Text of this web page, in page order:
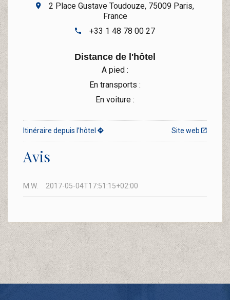
2 Place Gustave Toudouze, 75009 Paris,
France
+33 1 48 78 00 27
Distance de l'hôtel
A pied :
En transports :
En voiture :
Site web
Itinéraire depuis l’hôtel
Avis
M.W. 2017-05-04T17:51:15+02:00